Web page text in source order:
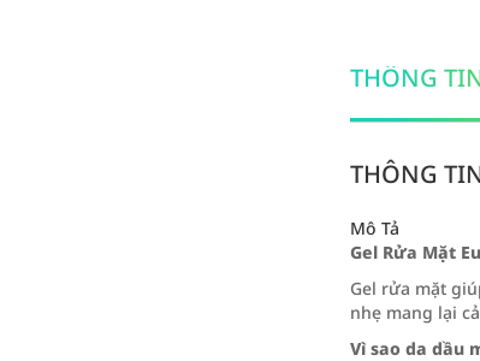
THÔNG
THÔNG
Mô Tả
Gel Rửa Mặt
Gel rửa mặt
nhẹ mang lại
Vì sao da dầu